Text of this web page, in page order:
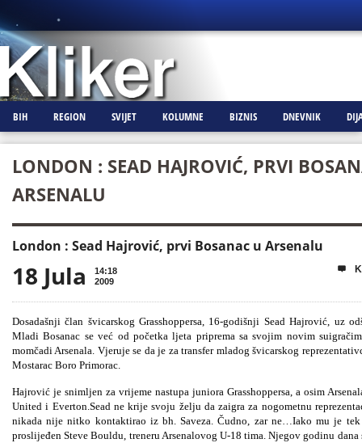
BIH REGION SVIJET KOLUMNE BIZNIS DNEVNIK
LONDON : SEAD HAJROVIĆ, PRVI
ARSENALU
London : Sead Hajrović, prvi Bosanac u Arsenalu
18 Jula
14:18
2009

Dosadašnji član švicarskog Grasshoppersa, 16-godišnji Sead Hajrović, uz
Mladi Bosanac se već od početka ljeta priprema sa svojim novim
momčadi Arsenala. Vjeruje se da je za transfer mladog švicarskog
Mostarac Boro Primorac.
Hajrović je snimljen za vrijeme nastupa juniora Grasshoppersa, a osim
United i Everton.Sead ne krije svoju želju da zaigra za nogometnu
nikada nije nitko kontaktirao iz bh. Saveza. Čudno, zar ne…Iako mu je
proslijeđen Steve Bouldu, treneru Arsenalovog U-18 tima. Njegov godinu